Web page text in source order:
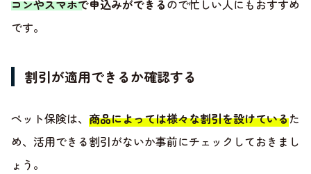
コンやスマホで申込みができるので忙しい人にもおすすめ
です。
割引が適用できるか確認する
ペット保険は、 商品によっては様々な割引を設けているた
め、活用できる割引がないか事前にチェックしておきまし
ょう。